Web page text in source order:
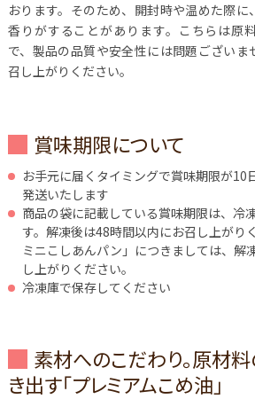
おります。そのため、開封時や温めた際に
香りがすることがあります。こちらは原
で、製品の品質や安全性には問題ござい
召し上がりください。
賞味期限について
お手元に届くタイミングで賞味期限が10
発送いたします
商品の袋に記載している賞味期限は、冷
す。解凍後は48時間以内にお召し上がり
ミニこしあんパン」につきましては、解
し上がりください。
冷凍庫で保存してください
素材へのこだわり。原材
き出す「プレミアムこめ油」